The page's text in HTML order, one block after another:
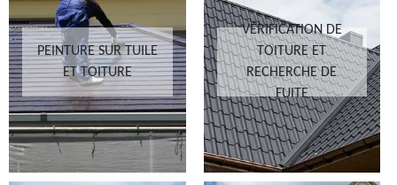
PEINTURE SUR TUILE
ET TOITURE
VÉRIFICATION DE
TOITURE ET
RECHERCHE DE
FUITE